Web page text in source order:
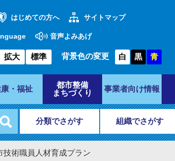
はじめての方へ サイトマップ
音声よみあげ
拡大 標準 背景色の変更 白 黒 青
・福祉
都市整備
まちづくり
事業者向け情報
分類でさがす 組織でさがす
技術職員人材育成プラン